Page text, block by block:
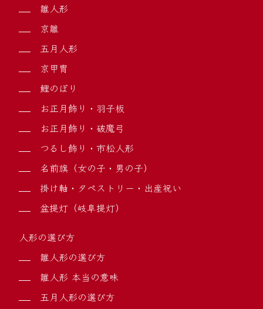
雛人形
京雛
五月人形
京甲冑
鯉のぼり
お正月飾り・羽子板
お正月飾り・破魔弓
つるし飾り・市松人形
名前旗（女の子・男の子）
掛け軸・タペストリー・出産祝い
盆提灯（岐阜提灯）
人形の選び方
雛人形の選び方
雛人形 本当の意味
五月人形の選び方